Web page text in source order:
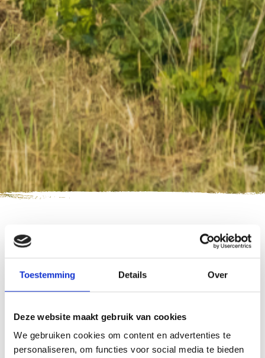
Toestemming Details Over
Deze website maakt gebruik van cookies
We gebruiken cookies om content en advertenties te
personaliseren, om functies voor social media te bieden
Nederland Fietsland
Nieuwe route in de
Achterhoek: ‘Ode aan het landschap’
Nieuwe route in de
Achterhoek: ‘Ode aan het
landschap’
Nieuws 17 maart 2025